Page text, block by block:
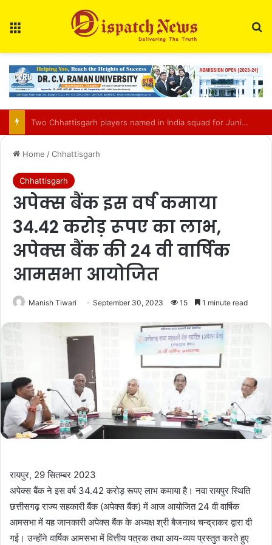
Bilasupur Rail Division to Organise Pensioner Samadhan Shivir 2026
Home /Chhattisgarh
Chhattisgarh
अपेक्स बैंक इस वर्ष कमाया
34.42 करोड़ रूपए का लाभ,
अपेक्स बैंक की 24 वी वार्षिक
आमसभा आयोजित
Manish Tiwari September 30, 2023 15 1 minute read
रायपुर, 29 सितम्बर 2023
अपेक्स बैंक ने इस वर्ष 34.42 करोड़ रूपए लाभ कमाया है। नवा रायपुर स्थिति
छत्तीसगढ़ राज्य सहकारी बैंक (अपेक्स बैंक) में आज आयोजित 24 वी वार्षिक
आमसभा में यह जानकारी अपेक्स बैंक के अध्यक्ष श्री बैजनाथ चन्द्राकर द्वारा दी
गई। उन्होंने वार्षिक आमसभा में वित्तीय पत्रक तथा आय-व्यय प्रस्तुत करते हुए